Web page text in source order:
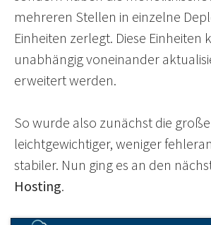
mehreren Stellen in einzelne
Einheiten zerlegt. Diese
unabhängig voneinander
erweitert werden.
So wurde also zunächst die
leichtgewichtiger, weniger
stabiler. Nun ging es an den
Hosting.